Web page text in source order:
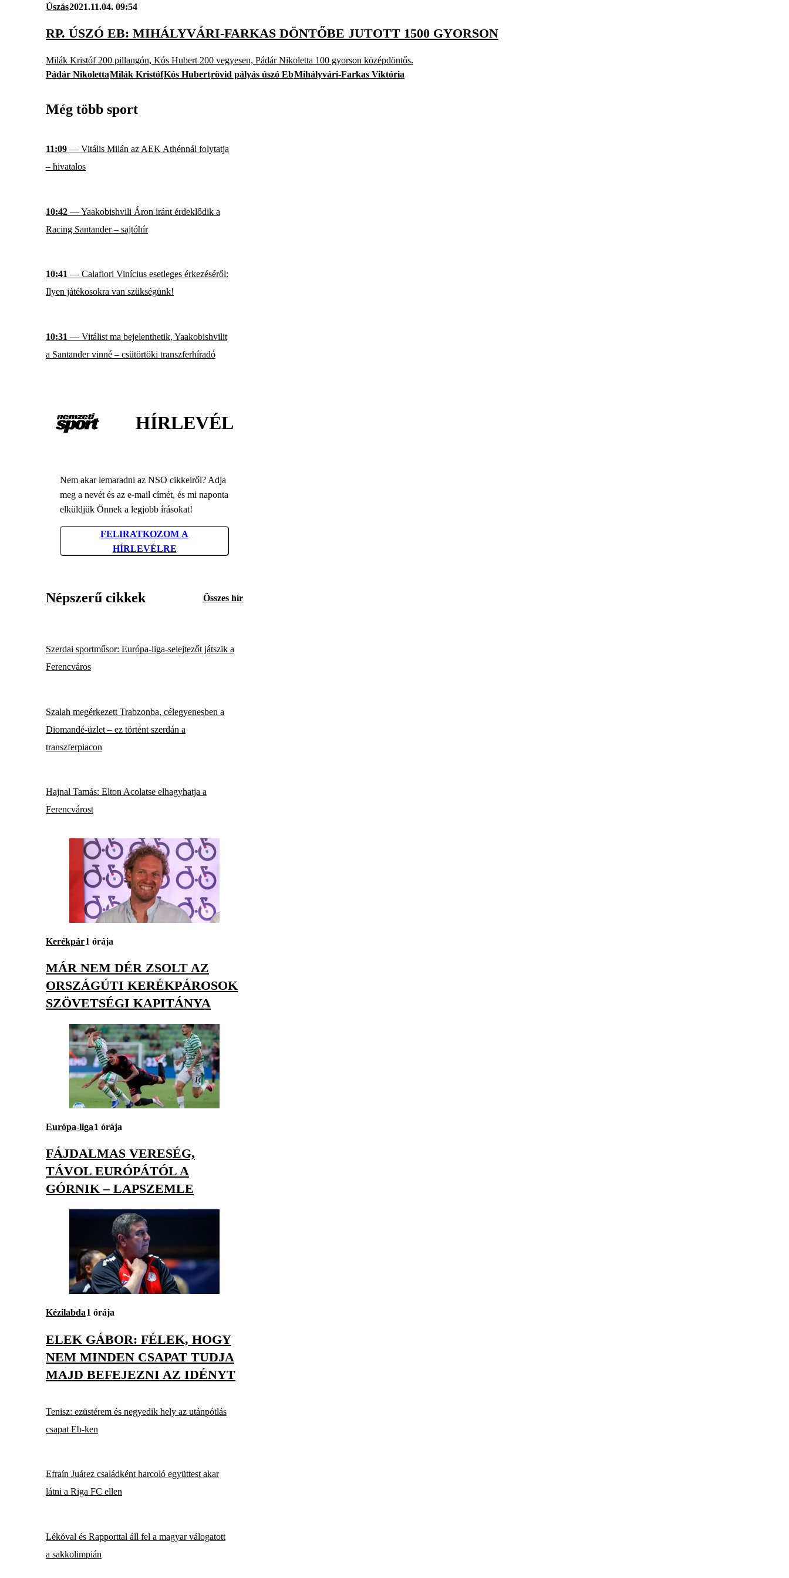
Úszás2021.11.04. 09:54
RP. ÚSZÓ EB: MIHÁLYVÁRI-FARKAS DÖNTŐBE JUTOTT 1500 GYORSON
Milák Kristóf 200 pillangón, Kós Hubert 200 vegyesen, Pádár Nikoletta 100 gyorson középdöntős.
Pádár NikolettaMilák KristófKós Hubertrövid pályás úszó EbMihályvári-Farkas Viktória
Még több sport
11:09 — Vitális Milán az AEK Athénnál folytatja
– hivatalos
10:42 — Yaakobishvili Áron iránt érdeklődik a
Racing Santander – sajtóhír
10:41 — Calafiori Vinícius esetleges érkezéséről:
Ilyen játékosokra van szükségünk!
10:31 — Vitálist ma bejelenthetik, Yaakobishvilit
a Santander vinné – csütörtöki transzferhíradó
HÍRLEVÉL
Nem akar lemaradni az NSO cikkeiről? Adja
meg a nevét és az e-mail címét, és mi naponta
elküldjük Önnek a legjobb írásokat!
FELIRATKOZOM A
HÍRLEVÉLRE
Népszerű cikkek Összes hír
Szerdai sportműsor: Európa-liga-selejtezőt játszik a
Ferencváros
Szalah megérkezett Trabzonba, célegyenesben a
Diomandé-üzlet – ez történt szerdán a
transzferpiacon
Hajnal Tamás: Elton Acolatse elhagyhatja a
Ferencvárost
Kerékpár1 órája
MÁR NEM DÉR ZSOLT AZ
ORSZÁGÚTI KERÉKPÁROSOK
SZÖVETSÉGI KAPITÁNYA
Európa-liga1 órája
FÁJDALMAS VERESÉG,
TÁVOL EURÓPÁTÓL A
GÓRNIK – LAPSZEMLE
Kézilabda1 órája
ELEK GÁBOR: FÉLEK, HOGY
NEM MINDEN CSAPAT TUDJA
MAJD BEFEJEZNI AZ IDÉNYT
Tenisz: ezüstérem és negyedik hely az utánpótlás
csapat Eb-ken
Efraín Juárez családként harcoló együttest akar
látni a Riga FC ellen
Lékóval és Rapporttal áll fel a magyar válogatott
a sakkolimpián